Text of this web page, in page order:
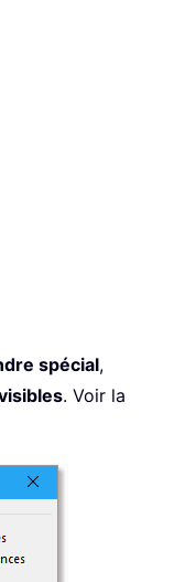
spécial,
. Voir la